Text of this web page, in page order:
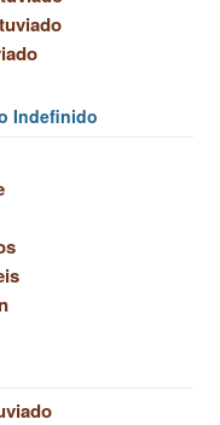
Indefinido